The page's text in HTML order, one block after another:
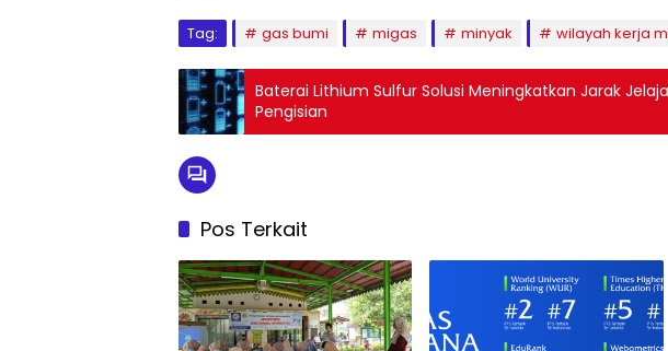
Tag: gas bumi migas minyak wilayah kerja
Baterai Lithium Sulfur Solusi Meningkatkan Jarak
Pengisian
Pos Terkait